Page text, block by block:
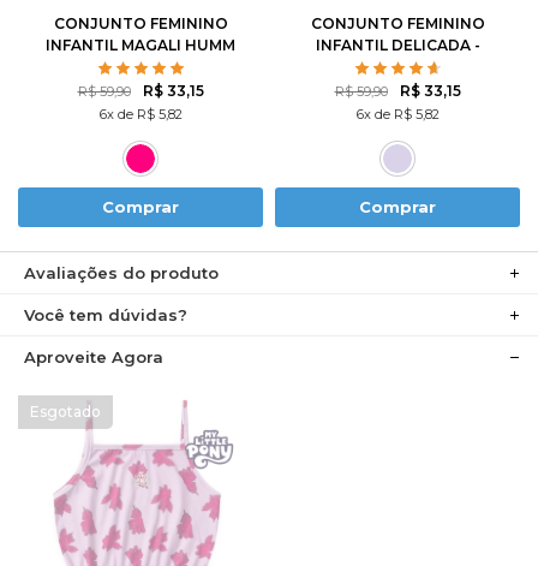
CONJUNTO FEMININO
INFANTIL MAGALI HUMM
AMO MELANCIA- TURMA
DA MÔNICA
R$ 59,90 R$ 33,15
6x de R$ 5,82
Comprar
CONJUNTO FEMININO
INFANTIL DELICADA -
HELLO KITTY
R$ 59,90 R$ 33,15
6x de R$ 5,82
Comprar
Avaliações do produto
Você tem dúvidas?
Aproveite Agora